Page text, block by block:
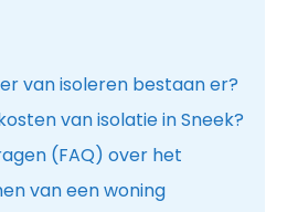
van isoleren bestaan er?
van isolatie in Sneek?
(FAQ) over het
van een woning